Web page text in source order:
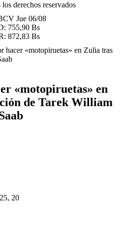
derechos reservados
Jue 06/08
755,90 Bs
872,83 Bs
hacer «motopiruetas» en Zulia tras
«motopiruetas» en
de Tarek William
20